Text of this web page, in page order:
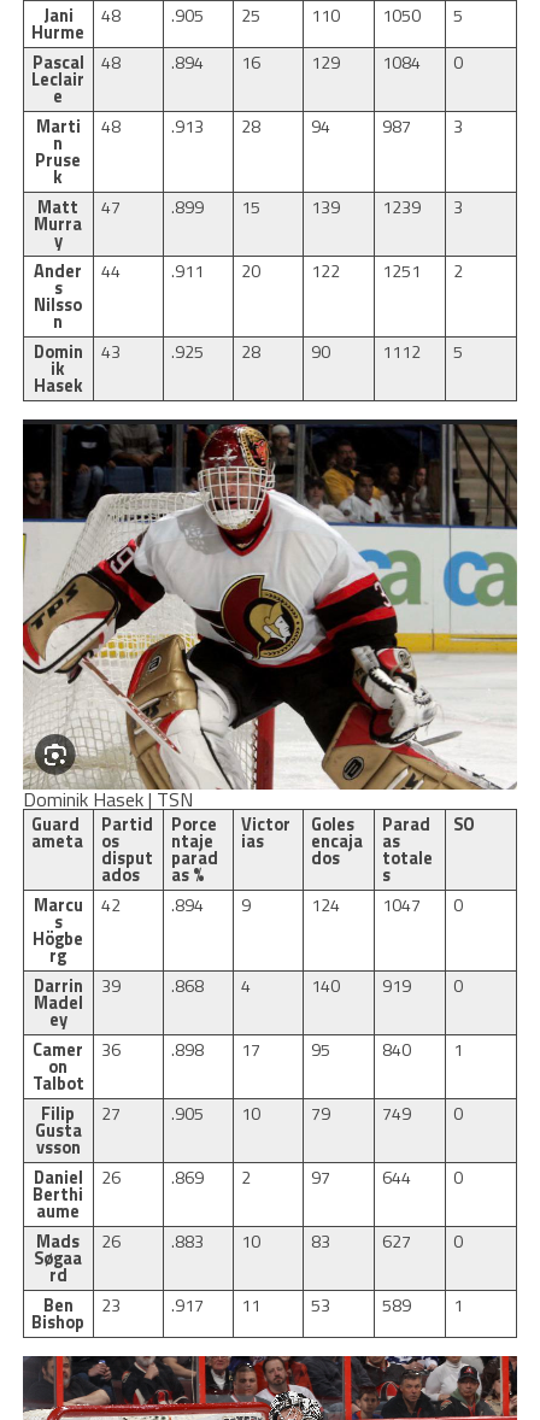
Jani
Hurme
48 .905 25 110 1050
5
Pascal
Leclair
e
48 .894 16 129 1084 0
Marti
n
Pruse
k
48 .913 28 94 987 3
Matt
Murra
y
47 .899 15 139 1239 3
Ander
s
Nilsso
n
44 .911 20 122 1251 2
Domin
ik
Hasek
43 .925 28 90 1112 5
Dominik Hasek | TSN
Guard
ameta
Partid
os
disput
ados
Porce
ntaje
parad
as %
Victor
ias
Goles
encaja
dos
Parad
as
totale
s
SO
Marcu
s
Högbe
rg
42 .894 9 124 1047 0
Darrin
Madel
ey
39 .868 4 140 919 0
Camer
on
Talbot
36 .898 17 95 840 1
Filip
Gusta
vsson
27 .905 10 79 749 0
Daniel
Berthi
aume
26 .869 2 97 644 0
Mads
Søgaa
rd
26 .883 10 83 627 0
Ben
Bishop
23 .917 11 53 589 1